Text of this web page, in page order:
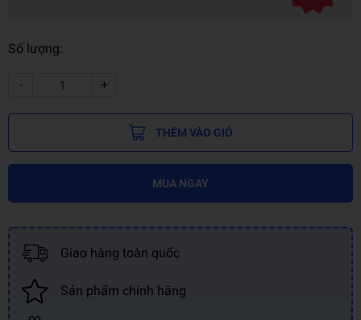
Số lượng:
- +
THÊM VÀO GIỎ
MUA NGAY
Giao hàng toàn quốc
Sản phẩm chính hãng